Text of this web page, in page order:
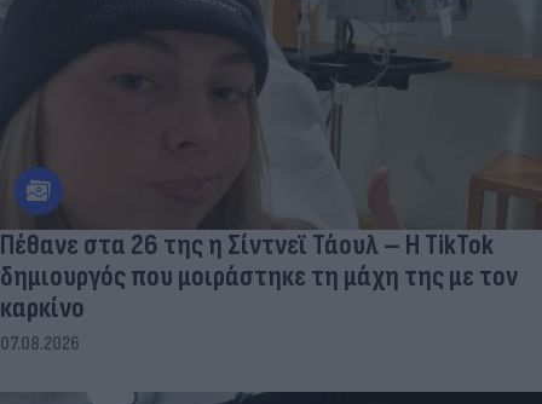
Πέθανε στα 26 της η Σίντνεϊ Τάουλ – Η TikTok
δημιουργός που μοιράστηκε τη μάχη της με τον
καρκίνο
07.08.2026